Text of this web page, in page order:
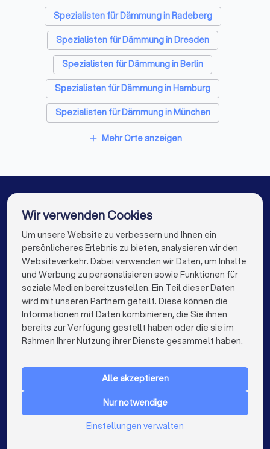
Trockenbauer in Bautzen
Sanitärinstallateure in Bautzen
Fliesenleger in Bautzen
Fensterbauer in Bautzen
Bodenleger in Bautzen
Spezialisten für Dämmung in Radeberg
Spezialisten für Dämmung in Dresden
Spezialisten für Dämmung in Berlin
Spezialisten für Dämmung in Hamburg
Spezialisten für Dämmung in München
Spezialisten für Dämmung in Köln
Spezialisten für Dämmung in Düsseldorf
Spezialisten für Dämmung in Dortmund
Spezialisten für Dämmung in Essen
Spezialisten für Dämmung in Bremen
Spezialisten für Dämmung in Nürnberg
Spezialisten für Dämmung in Hannover
Spezialisten für Dämmung in Duisburg
Spezialisten für Dämmung in Bochum
Spezialisten für Dämmung in Wuppertal
add Mehr Orte anzeigen
Die besten Spezialisten für Dämmung für Sie
info@trustlocal.de
FÜR PRIVATPERSONEN
Niederlande
Wir verwenden Cookies
Um unsere Website zu verbessern und Ihnen ein
persönlicheres Erlebnis zu bieten, analysieren wir den
Websiteverkehr. Dabei verwenden wir Daten, um Inhalte
und Werbung zu personalisieren sowie Funktionen für
soziale Medien bereitzustellen. Ein Teil dieser Daten
wird mit unseren Partnern geteilt. Diese können die
Informationen mit Daten kombinieren, die Sie ihnen
bereits zur Verfügung gestellt haben oder die sie im
Rahmen Ihrer Nutzung ihrer Dienste gesammelt haben.
Alle akzeptieren
Nur notwendige
Einstellungen verwalten